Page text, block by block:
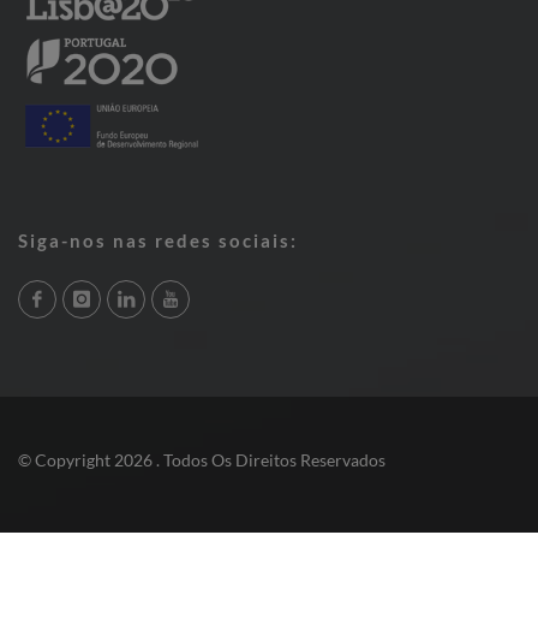
Siga-nos nas redes sociais:
© Copyright 2026 . Todos Os Direitos Reservados